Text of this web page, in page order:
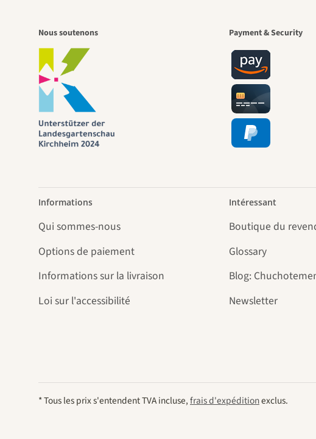
Nous soutenons Payment & Security
Informations
Qui sommes-nous
Options de paiement
Informations sur la livraison
Loi sur l'accessibilité
Intéressant
Boutique du
Glossary
Blog:
Newsletter
* Tous les prix s'entendent TVA incluse,frais d'expéditionexclus.